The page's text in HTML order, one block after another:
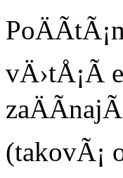
vÄ›tÅ¡Ã­
(takovÃ¡